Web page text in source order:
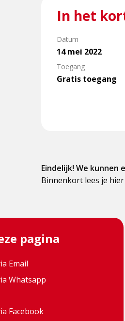
In het
Datum
14 mei 2022
Toegang
Gratis toegang
Eindelijk! We kunnen
Binnenkort lees je
pagina
Email
Email
Whatsapp
Whatsapp
Facebook
Facebook